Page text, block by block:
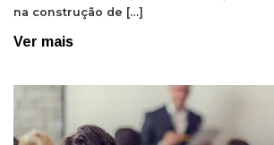
na construção de […]
Ver mais